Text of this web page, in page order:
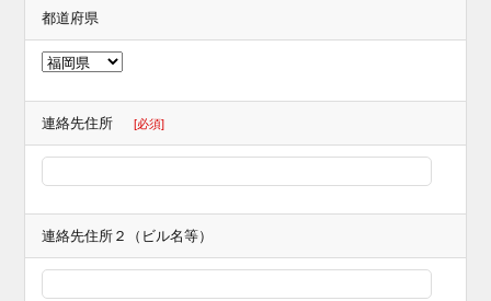
都道府県
連絡先住所 [必須]
連絡先住所２（ビル名等）